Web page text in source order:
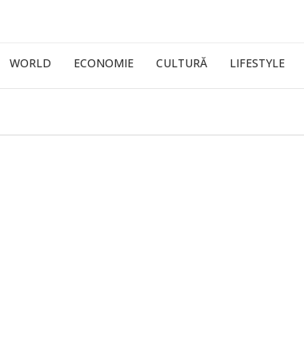
WORLD ECONOMIE CULTURĂ LIFESTYLE